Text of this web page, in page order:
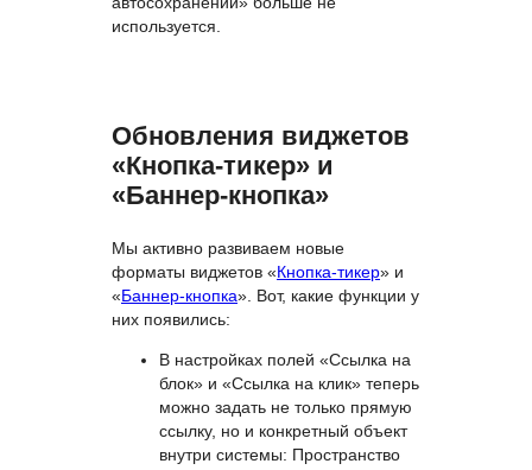
используется.
Обновления виджетов
«Кнопка-тикер» и
«Баннер-кнопка»
Мы активно развиваем новые
форматы виджетов «Кнопка-тикер» и
«Баннер-кнопка». Вот, какие функции у
них появились:
В настройках полей «Ссылка на
блок» и «Ссылка на клик» теперь
можно задать не только прямую
ссылку, но и конкретный объект
внутри системы: Пространство